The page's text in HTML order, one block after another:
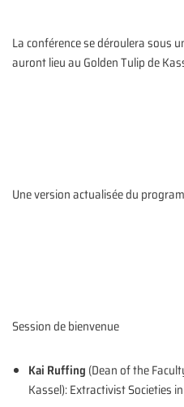
La conférence se déroulera sous
auront lieu au Golden Tulip de
Une version actualisée du
Session de bienvenue
Kai Ruffing (Dean of the
Kassel): Extractivist Societies